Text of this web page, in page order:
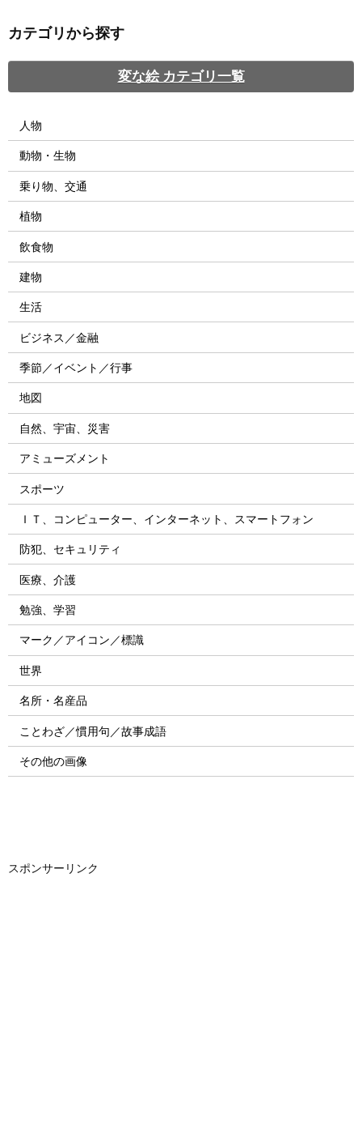
カテゴリから探す
変な絵 カテゴリ一覧
人物
動物・生物
乗り物、交通
植物
飲食物
建物
生活
ビジネス／金融
季節／イベント／行事
地図
自然、宇宙、災害
アミューズメント
スポーツ
ＩＴ、コンピューター、インターネット、スマートフォン
防犯、セキュリティ
医療、介護
勉強、学習
マーク／アイコン／標識
世界
名所・名産品
ことわざ／慣用句／故事成語
その他の画像
スポンサーリンク